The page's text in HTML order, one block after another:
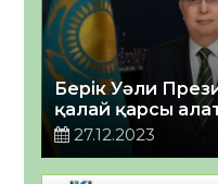
Берік Уәли
қалай қарсы
27.12.2023